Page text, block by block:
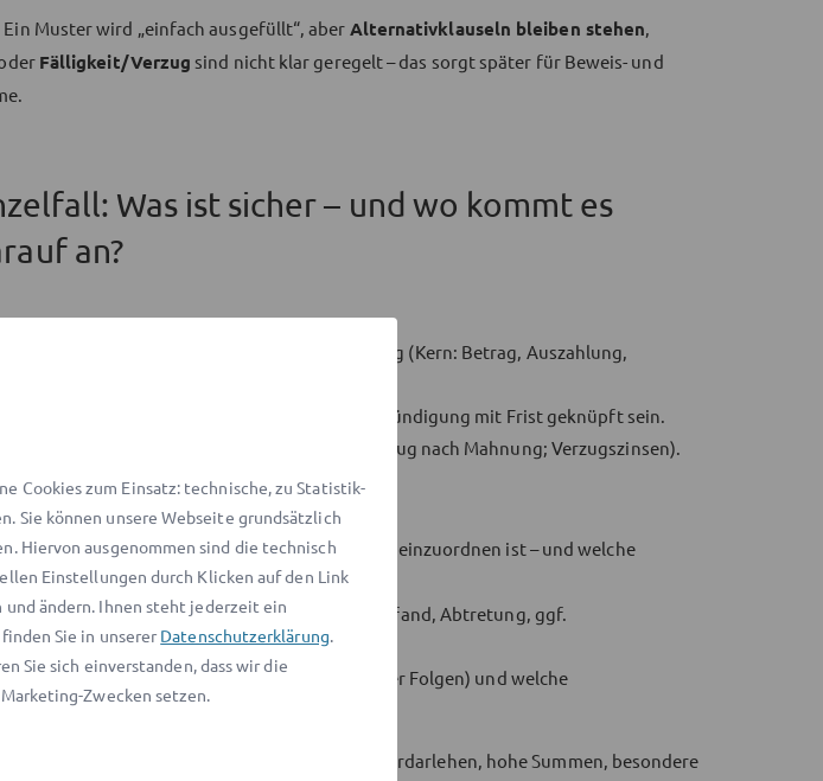
Ein Muster wird „einfach ausgefüllt“, aber Alternativklauseln bleiben stehen
Fälligkeit/Verzug sind nicht klar geregelt – das sorgt später für Beweis- und
Was ist sicher – und wo kommt es
an?
regelt Geldüberlassung und Rückzahlung (Kern: Betrag, Auszahlung,
Laufzeit kann die Rückzahlung an eine Kündigung mit Frist geknüpft sein.
gelten gesetzliche Grundregeln (z. B. Verzug nach Mahnung; Verzugszinsen).
Einzelfall an:
(ganz oder teilweise) alsVerbraucherdarlehen
einzuordnen ist – und welche
dann erforderlich sind.
sinnvoll und wirksam sind (Bürgschaft, Pfand, Abtretung, ggf.
vereinbart werden sollten (inkl. steuerlicher Folgen) und welche
passen.
, ob ein Sonderfall vorliegt (z. B. Verbraucherdarlehen, hohe Summen, besondere
Cookies zum Einsatz: technische, zu Statistik-
Sie können unsere Webseite grundsätzlich
Hiervon ausgenommen sind die technisch
Einstellungen durch Klicken auf den Link
und ändern. Ihnen steht jederzeit ein
Sie in unserer Datenschutzerklärung.
Sie sich einverstanden, dass wir die
Zwecken setzen.